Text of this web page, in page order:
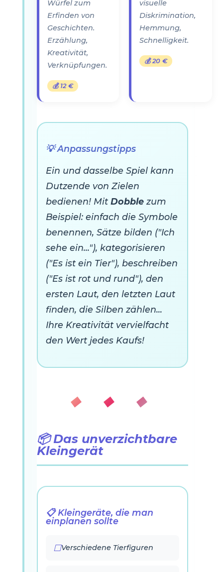
Würfel zum
Erfinden von
Geschichten.
Erzählung,
Kreativität,
Verknüpfungen.
💰 12 €
visuelle
Diskrimination,
Hemmung,
Schnelligkeit.
💰 20 €
💡 Anpassungstipps
Ein und dasselbe Spiel kann
Dutzende von Zielen
bedienen! Mit Dobblezum
Beispiel: einfach die Symbole
benennen, Sätze bilden ("Ich
sehe ein..."), kategorisieren
("Es ist ein Tier"), beschreiben
("Es ist rot und rund"), den
ersten Laut, den letzten Laut
finden, die Silben zählen...
Ihre Kreativität vervielfacht
den Wert jedes Kaufs!
◆ ◆ ◆
📦 Das unverzichtbare
Kleingerät
📋 Kleingeräte, die man
einplanen sollte
Verschiedene Tierfiguren